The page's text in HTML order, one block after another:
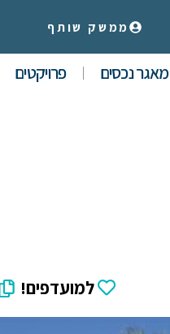
ממשק שותף
מאגר נכסים פרויקטים
למועדפים!